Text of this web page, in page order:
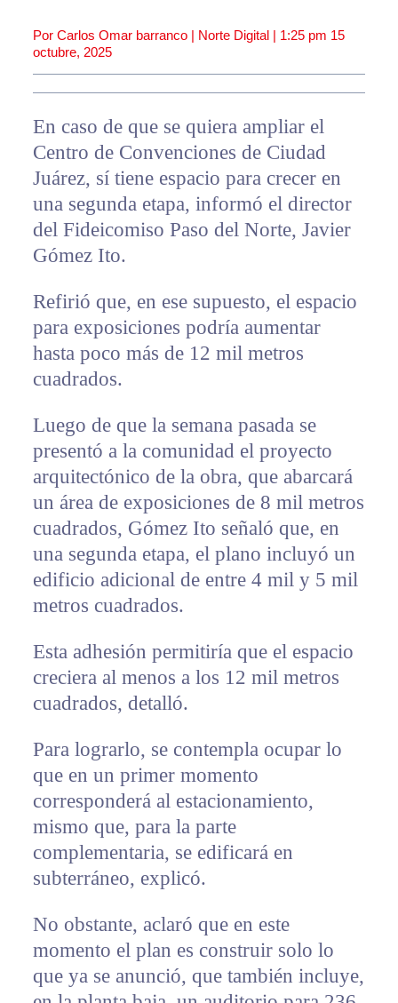
Por Carlos Omar barranco | Norte Digital | 1:25 pm 15
octubre, 2025
En caso de que se quiera ampliar el
Centro de Convenciones de Ciudad
Juárez, sí tiene espacio para crecer en
una segunda etapa, informó el director
del Fideicomiso Paso del Norte, Javier
Gómez Ito.
Refirió que, en ese supuesto, el espacio
para exposiciones podría aumentar
hasta poco más de 12 mil metros
cuadrados.
Luego de que la semana pasada se
presentó a la comunidad el proyecto
arquitectónico de la obra, que abarcará
un área de exposiciones de 8 mil metros
cuadrados, Gómez Ito señaló que, en
una segunda etapa, el plano incluyó un
edificio adicional de entre 4 mil y 5 mil
metros cuadrados.
Esta adhesión permitiría que el espacio
creciera al menos a los 12 mil metros
cuadrados, detalló.
Para lograrlo, se contempla ocupar lo
que en un primer momento
corresponderá al estacionamiento,
mismo que, para la parte
complementaria, se edificará en
subterráneo, explicó.
No obstante, aclaró que en este
momento el plan es construir solo lo
que ya se anunció, que también incluye,